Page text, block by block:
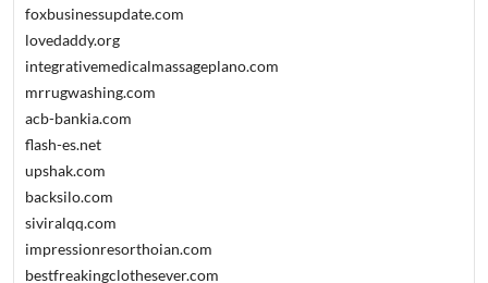
foxbusinessupdate.com
lovedaddy.org
integrativemedicalmassageplano.com
mrrugwashing.com
acb-bankia.com
flash-es.net
upshak.com
backsilo.com
siviralqq.com
impressionresorthoian.com
bestfreakingclothesever.com